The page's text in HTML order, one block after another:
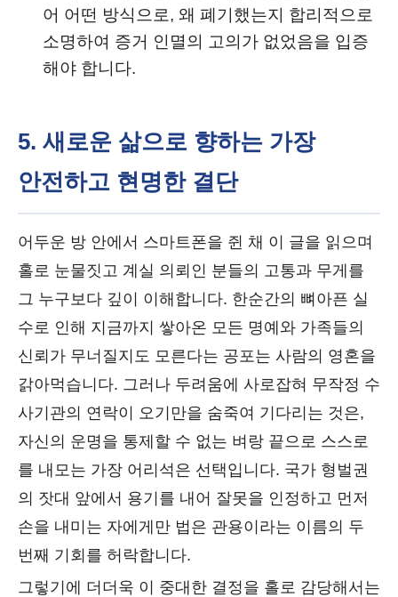
어 어떤 방식으로, 왜 폐기했는지 합리적으로
소명하여 증거 인멸의 고의가 없었음을 입증
해야 합니다.
5. 새로운 삶으로 향하는 가장
안전하고 현명한 결단
어두운 방 안에서 스마트폰을 쥔 채 이 글을 읽으며
홀로 눈물짓고 계실 의뢰인 분들의 고통과 무게를
그 누구보다 깊이 이해합니다. 한순간의 뼈아픈 실
수로 인해 지금까지 쌓아온 모든 명예와 가족들의
신뢰가 무너질지도 모른다는 공포는 사람의 영혼을
갉아먹습니다. 그러나 두려움에 사로잡혀 무작정 수
사기관의 연락이 오기만을 숨죽여 기다리는 것은,
자신의 운명을 통제할 수 없는 벼랑 끝으로 스스로
를 내모는 가장 어리석은 선택입니다. 국가 형벌권
의 잣대 앞에서 용기를 내어 잘못을 인정하고 먼저
손을 내미는 자에게만 법은 관용이라는 이름의 두
번째 기회를 허락합니다.
그렇기에 더더욱 이 중대한 결정을 홀로 감당해서는